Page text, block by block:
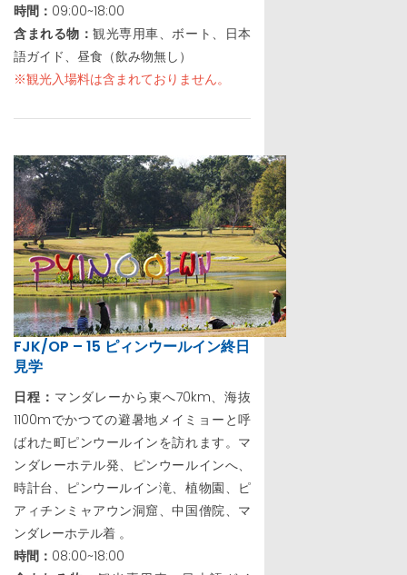
時間： 09:00~18:00
含まれる物：観光専用車、ボート、日本
語ガイド、昼食（飲み物無し）
※観光入場料は含まれておりません。
FJK/OP – 15 ピィンウールイン終日
見学
日程： マンダレーから東へ70km、海抜
1100mでかつての避暑地メイミョーと呼
ばれた町ピンウールインを訪れます。マ
ンダレーホテル発、ピンウールインへ、
時計台、ピンウールイン滝、植物園、ピ
アィチンミャアウン洞窟、中国僧院、マ
ンダレーホテル着 。
時間： 08:00~18:00